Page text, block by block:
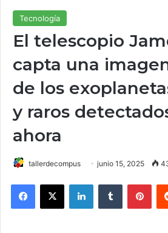
Tecnología
El telescopio
capta una
de los
y raros
ahora
tallerdecompus junio 15, 2025